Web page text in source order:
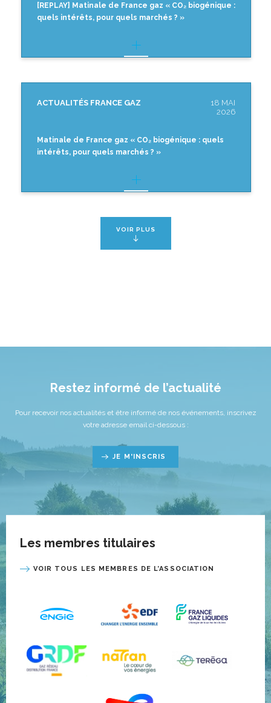
[REPLAY] Matinale de France gaz « CO₂ biogénique :
quels intérêts, pour quels marchés ? »
ACTUALITÉS FRANCE GAZ
18 MAI
2026
Matinale de France gaz « CO₂ biogénique : quels
intérêts, pour quels marchés ? »
VOIR PLUS
Restez informé de l’actualité
Pour recevoir nos actualités et être informé de nos événements, inscrivez
votre adresse email ci-dessous :
JE M'INSCRIS
Les membres titulaires
VOIR TOUS LES MEMBRES DE L’ASSOCIATION